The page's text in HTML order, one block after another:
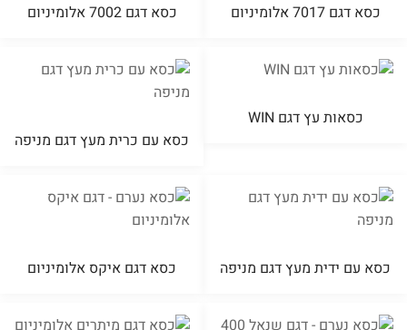
כסא דגם 7017 אלומיניום כסא דגם 7002 אלומיניום
כסאות עץ דגם WIN
כסא עם כרית מעץ דגם מניפה
כסא עם ידית מעץ דגם מניפה כסא דגם איקס אלומיניום